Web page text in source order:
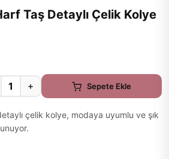
Taş Detaylı Çelik Kolye
+ Sepete Ekle
çelik kolye, modaya uyumlu ve şık